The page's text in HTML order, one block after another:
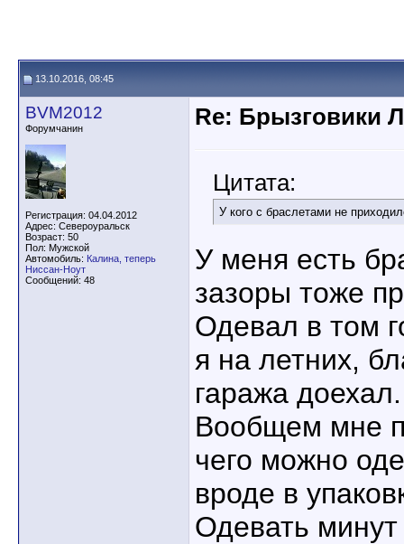
13.10.2016, 08:45
BVM2012
Форумчанин
Регистрация: 04.04.2012
Адрес: Североуральск
Возраст: 50
Пол: Мужской
Автомобиль: Калина, теперь
Ниссан-Ноут
Сообщений: 48
Re: Брызговики
Цитата:
У кого с браслетами не
У меня есть
зазоры тоже
Одевал в том
я на летних,
гаража доехал.
Вообщем мне
чего можно
вроде в
Одевать